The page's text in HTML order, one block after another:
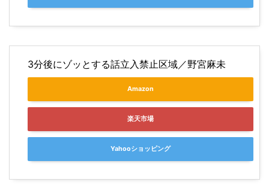
3分後にゾッとする話立入禁止区域／野宮麻未
Amazon
楽天市場
Yahooショッピング